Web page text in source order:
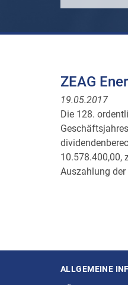
ZEAG
19.05.2017
Die 128.
10.578.400,00,
Auszahlung
ALLGEMEINE